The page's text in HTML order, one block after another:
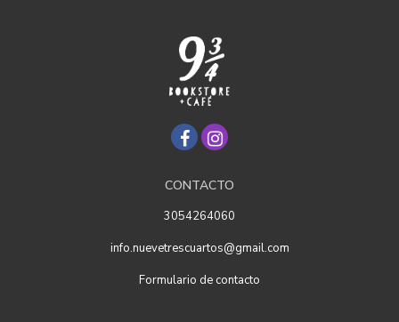
CONTACTO
3054264060
info.nuevetrescuartos@gmail.com
Formulario de contacto